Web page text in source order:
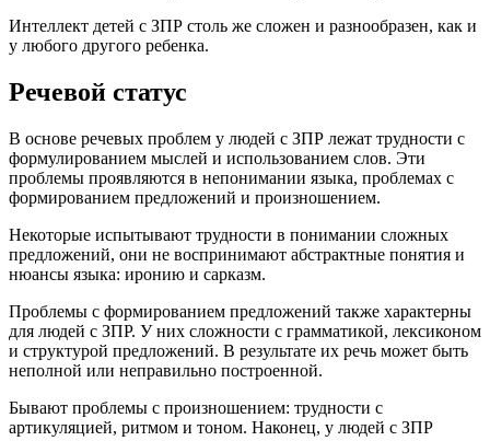
Интеллект детей с ЗПР столь же сложен и разнообразен, как и
у любого другого ребенка.
Речевой статус
В основе речевых проблем у людей с ЗПР лежат трудности с
формулированием мыслей и использованием слов. Эти
проблемы проявляются в непонимании языка, проблемах с
формированием предложений и произношением.
Некоторые испытывают трудности в понимании сложных
предложений, они не воспринимают абстрактные понятия и
нюансы языка: иронию и сарказм.
Проблемы с формированием предложений также характерны
для людей с ЗПР. У них сложности с грамматикой, лексиконом
и структурой предложений. В результате их речь может быть
неполной или неправильно построенной.
Бывают проблемы с произношением: трудности с
артикуляцией, ритмом и тоном. Наконец, у людей с ЗПР